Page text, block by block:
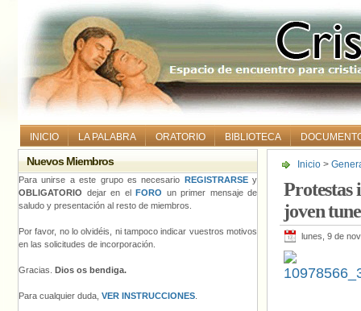
INICIO LA PALABRA ORATORIO BIBLIOTECA
Inicio >
Protestas
joven
lunes, 9 de
Nuevos Miembros
Para unirse a este grupo es necesario REGISTRARSEy
OBLIGATORIO dejar en el FORO un primer mensaje de
saludo y presentación al resto de miembros.
Por favor, no lo olvidéis, ni tampoco indicar vuestros motivos
en las solicitudes de incorporación.
Gracias. Dios os bendiga.
Para cualquier duda, VER INSTRUCCIONES